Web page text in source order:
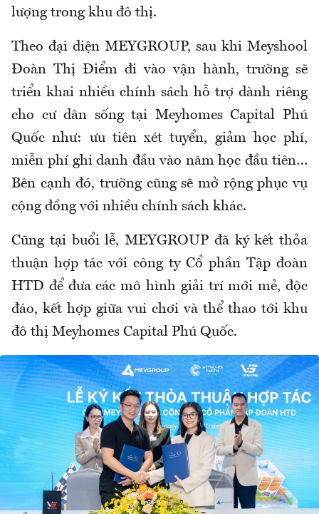
lượng trong khu đô thị.
Theo đại diện MEYGROUP, sau khi Meyshool
Đoàn Thị Điểm đi vào vận hành, trường sẽ
triển khai nhiều chính sách hỗ trợ dành riêng
cho cư dân sống tại Meyhomes Capital Phú
Quốc như: ưu tiên xét tuyển, giảm học phí,
miễn phí ghi danh đầu vào năm học đầu tiên…
Bên cạnh đó, trường cũng sẽ mở rộng phục vụ
cộng đồng với nhiều chính sách khác.
Cũng tại buổi lễ, MEYGROUP đã ký kết thỏa
thuận hợp tác với công ty Cổ phần Tập đoàn
HTD để đưa các mô hình giải trí mới mẻ, độc
đáo, kết hợp giữa vui chơi và thể thao tới khu
đô thị Meyhomes Capital Phú Quốc.